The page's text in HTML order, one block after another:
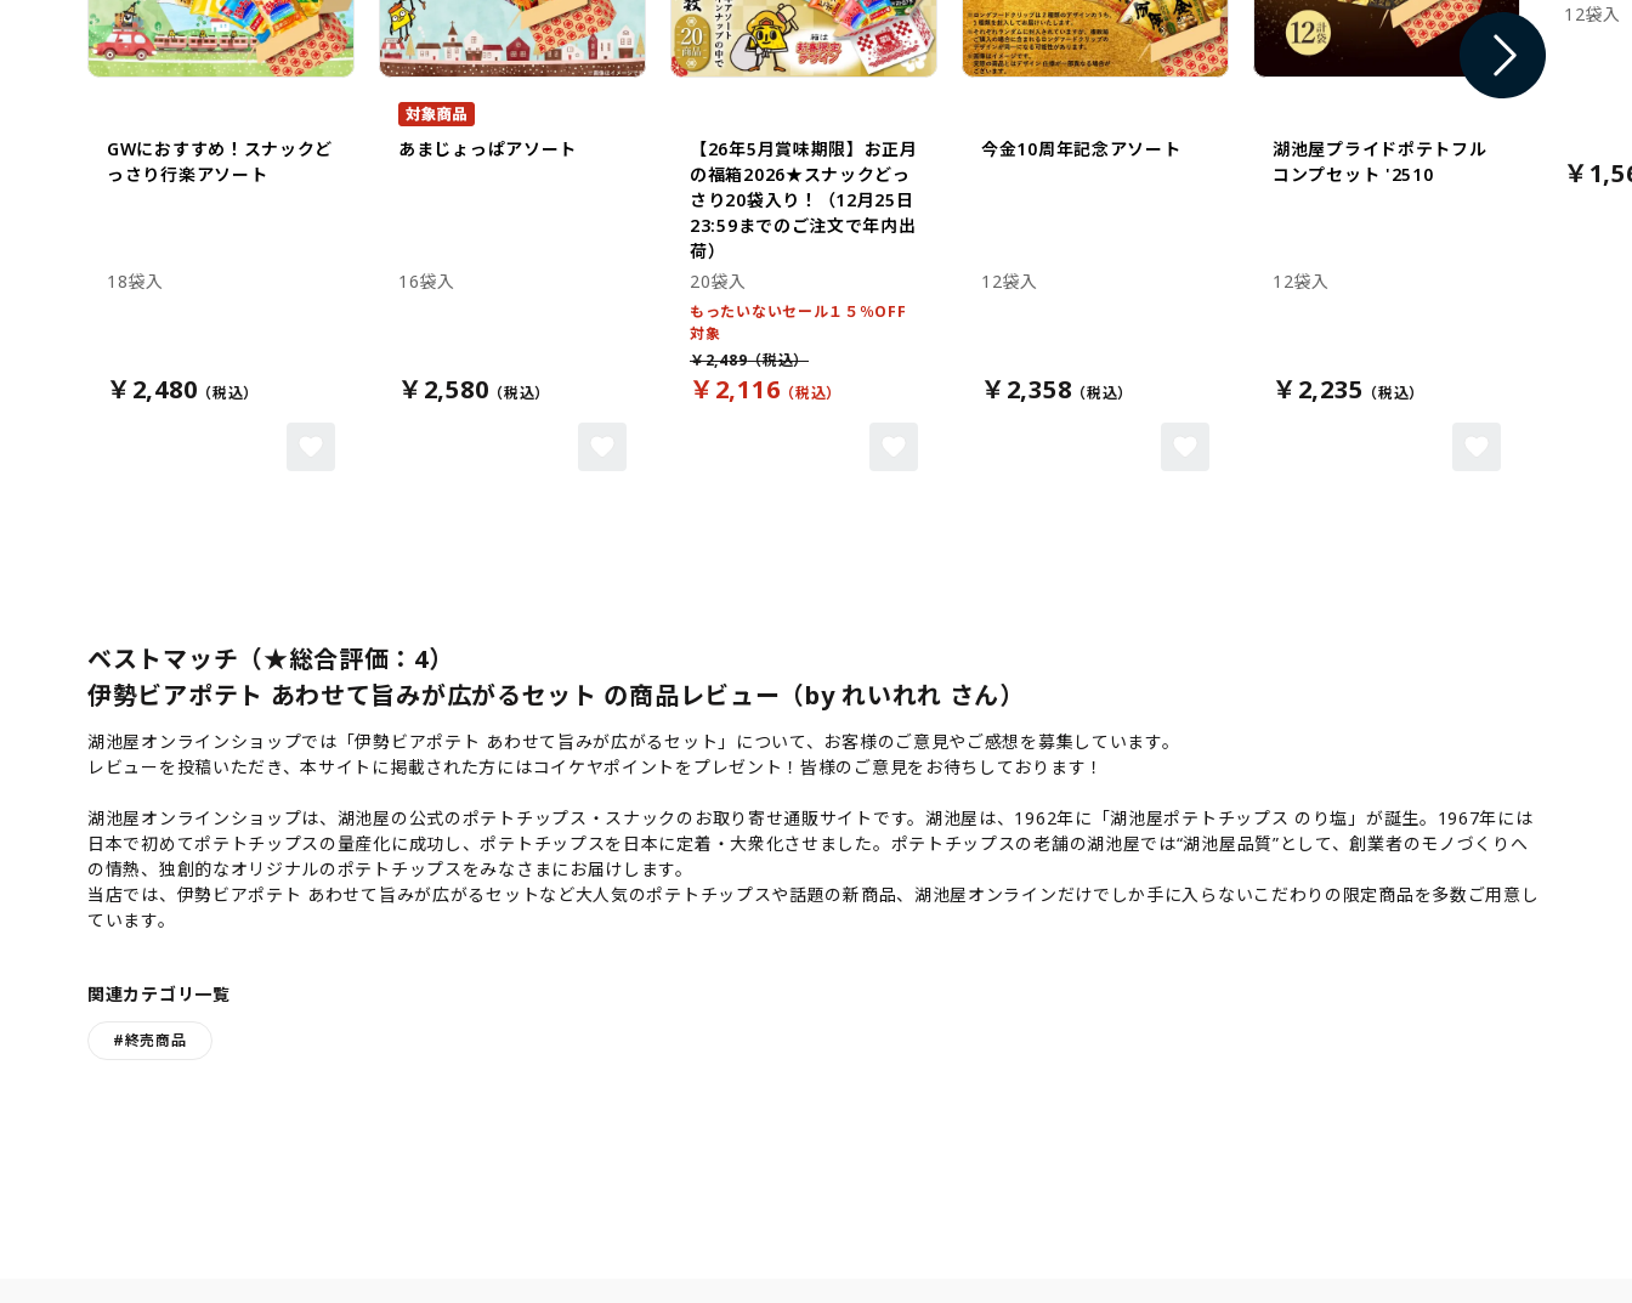
GWにおすすめ！スナックど
っさり行楽アソート
18袋入
￥2,480
あまじょっぱアソート
16袋入
￥2,580
【26年5月賞味期限】お正月
の福箱2026★スナックどっ
さり20袋入り！（12月25日
23:59までのご注文で年内出
荷）
20袋入
もったいないセール１５％OFF
対象
￥2,116
￥2,489
今金10周年記念アソート
12袋入
￥2,358
湖池屋プライドポテトフル
コンプセット '2510
12袋入
￥2,235
12袋入
￥
ベストマッチ（★総合評価：4）
伊勢ビアポテト あわせて旨みが広がるセット の商品レビュー（by れいれれ さん）
湖池屋オンラインショップでは「伊勢ビアポテト あわせて旨みが広がるセット」について、お客様のご意見やご感想を募集しています。
レビューを投稿いただき、本サイトに掲載された方にはコイケヤポイントをプレゼント！皆様のご意見をお待ちしております！
湖池屋オンラインショップは、湖池屋の公式のポテトチップス・スナックのお取り寄せ通販サイトです。湖池屋は、1962年に「湖池屋ポテトチップス のり塩」が誕生。1967年には
日本で初めてポテトチップスの量産化に成功し、ポテトチップスを日本に定着・大衆化させました。ポテトチップスの老舗の湖池屋では“湖池屋品質”として、創業者のモノづくりへ
の情熱、独創的なオリジナルのポテトチップスをみなさまにお届けします。
当店では、伊勢ビアポテト あわせて旨みが広がるセットなど大人気のポテトチップスや話題の新商品、湖池屋オンラインだけでしか手に入らないこだわりの限定商品を多数ご用意し
ています。
関連カテゴリ一覧
#終売商品